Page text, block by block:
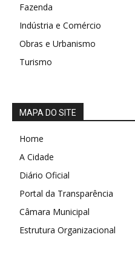
Fazenda
Indústria e Comércio
Obras e Urbanismo
Turismo
MAPA DO SITE
Home
A Cidade
Diário Oficial
Portal da Transparência
Câmara Municipal
Estrutura Organizacional